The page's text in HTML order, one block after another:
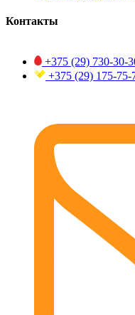
Контакты
+375 (29) 730-30-
+375 (29) 175-75-